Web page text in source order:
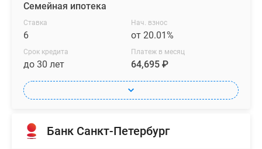
Семейная ипотека
Ставка
6
Нач. взнос
от 20.01%
Срок кредита
до 30 лет
Платеж в месяц
64,695 ₽
Банк Санкт-Петербург